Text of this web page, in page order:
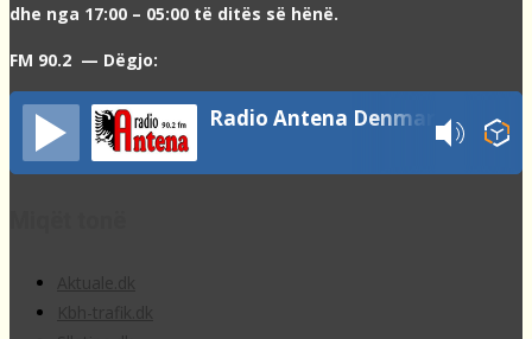
dhe nga 17:00 – 05:00 të ditës së hënë.
FM 90.2 — Dëgjo:
Radio Antena Denmark